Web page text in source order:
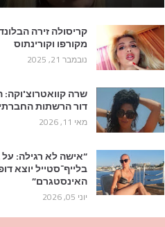
קריסולה זירה
מקורפו וקורינתוס
נובמבר 21, 2025
שרה
דור הרשתות
מאי 11, 2026
“אישה לא רגילה:
בלייף־סטייל יוצא
האינסטגרם”
יוני 05, 2026